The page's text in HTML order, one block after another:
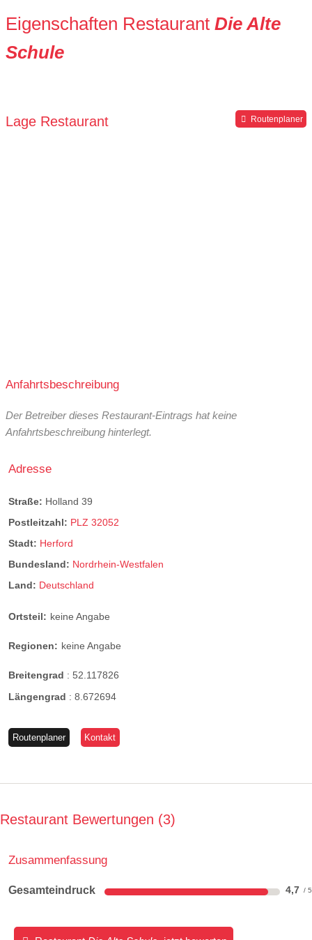
Eigenschaften Restaurant Die Alte
Schule
Lage Restaurant Routenplaner
Anfahrtsbeschreibung
Der Betreiber dieses Restaurant-Eintrags hat keine
Anfahrtsbeschreibung hinterlegt.
Adresse
Straße: Holland 39
Postleitzahl: PLZ 32052
Stadt: Herford
Bundesland: Nordrhein-Westfalen
Land: Deutschland
Ortsteil: keine Angabe
Regionen: keine Angabe
Breitengrad : 52.117826
Längengrad : 8.672694
Routenplaner Kontakt
Restaurant Bewertungen 3
Zusammenfassung
Gesamteindruck 4,7